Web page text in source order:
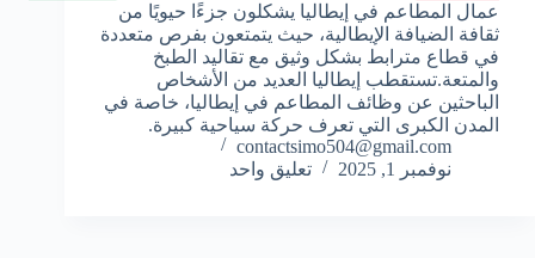
عمال المطاعم في إيطاليا يشكلون جزءًا حيويًا من
ثقافة الضيافة الإيطالية، حيث يتمتعون بفرص متعددة
في قطاع مترابط بشكل وثيق مع تقاليد الطبخ
والمتعة.تستقطب إيطاليا العديد من الأشخاص
الباحثين عن وظائف المطاعم في إيطاليا، خاصة في
المدن الكبرى التي تعرف حركة سياحية كبيرة.
contactsimo504@gmail.com
نوفمبر 1, 2025
تعليق واحد